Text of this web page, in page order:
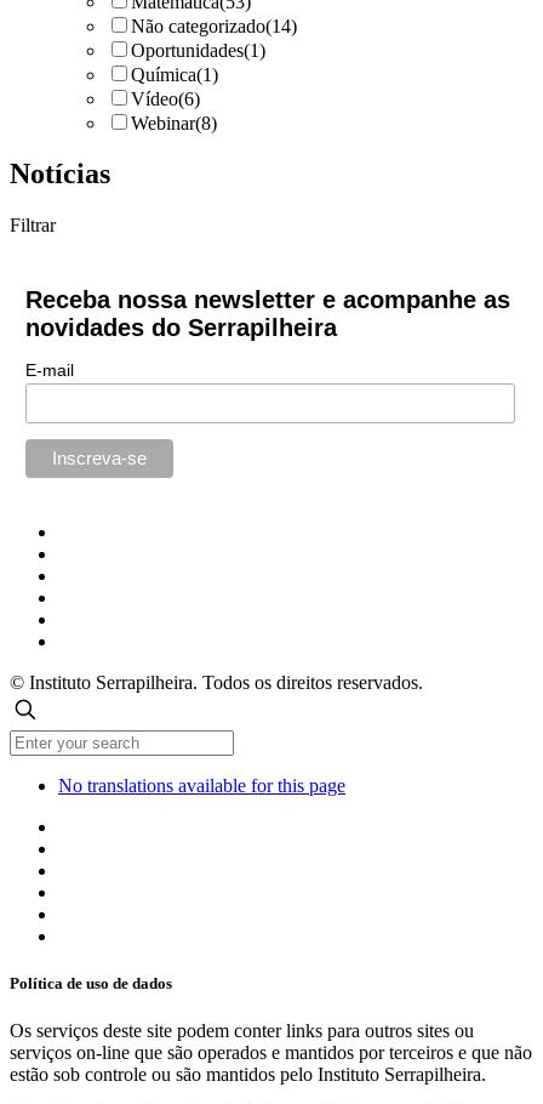
Não categorizado(14)
Oportunidades(1)
Química(1)
Vídeo(6)
Webinar(8)
Notícias
Filtrar
Receba nossa newsletter e acompanhe as
novidades do Serrapilheira
E-mail
© Instituto Serrapilheira. Todos os direitos reservados.
No translations available for this page
Política de uso de dados
Os serviços deste site podem conter links para outros sites ou
serviços on-line que são operados e mantidos por terceiros e que não
estão sob controle ou são mantidos pelo Instituto Serrapilheira.